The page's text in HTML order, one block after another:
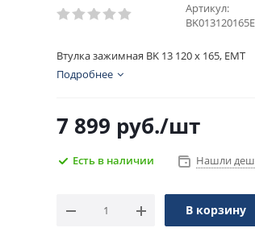
Артикул:
Втулка зажимная BK 13 120 x 165, EMT
Подробнее
7 899 руб./шт
Есть в наличии Нашли
В корзину